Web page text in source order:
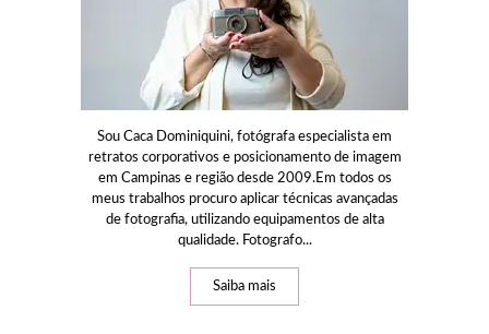
Sou Caca Dominiquini, fotógrafa especialista em
retratos corporativos e posicionamento de imagem
em Campinas e região desde 2009.Em todos os
meus trabalhos procuro aplicar técnicas avançadas
de fotografia, utilizando equipamentos de alta
qualidade. Fotografo...
Saiba mais